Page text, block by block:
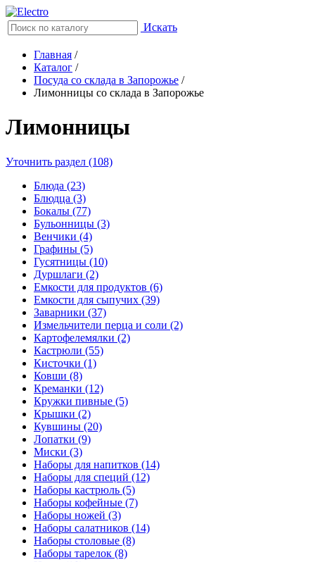
Искать
Главная /
Каталог /
Посуда со склада в Запорожье /
Лимонницы со склада в Запорожье
Лимонницы
Уточнить раздел (108)
Блюда (23)
Блюдца (3)
Бокалы (77)
Бульонницы (3)
Венчики (4)
Графины (5)
Гусятницы (10)
Дуршлаги (2)
Емкости для продуктов (6)
Емкости для сыпучих (39)
Заварники (37)
Измельчители перца и соли (2)
Картофелемялки (2)
Кастрюли (55)
Кисточки (1)
Ковши (8)
Креманки (12)
Кружки пивные (5)
Крышки (2)
Кувшины (20)
Лопатки (9)
Миски (3)
Наборы для напитков (14)
Наборы для специй (12)
Наборы кастрюль (5)
Наборы кофейные (7)
Наборы ножей (3)
Наборы салатников (14)
Наборы столовые (8)
Наборы тарелок (8)